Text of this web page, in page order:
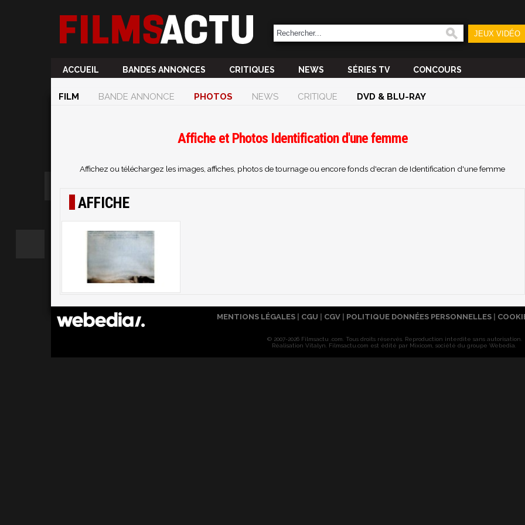
JEUX VIDÉO
ACCUEIL BANDES ANNONCES CRITIQUES NEWS SÉRIES TV CONCOURS
FILM BANDE ANNONCE PHOTOS NEWS CRITIQUE DVD & BLU-RAY
Affiche et Photos Identification d'une femme
Affichez ou téléchargez les images, affiches, photos de tournage ou encore fonds d'ecran de Identification d'une femme
AFFICHE
MENTIONS LÉGALES CGU CGV POLITIQUE DONNÉES PERSONNELLES
© 2007-2026 Filmsactu .com. Tous droits réservés. Reproduction interdite sans autorisation.
Réalisation Vitalyn . Filmsactu .com est édité par Mixicom, société du groupe Webedia.